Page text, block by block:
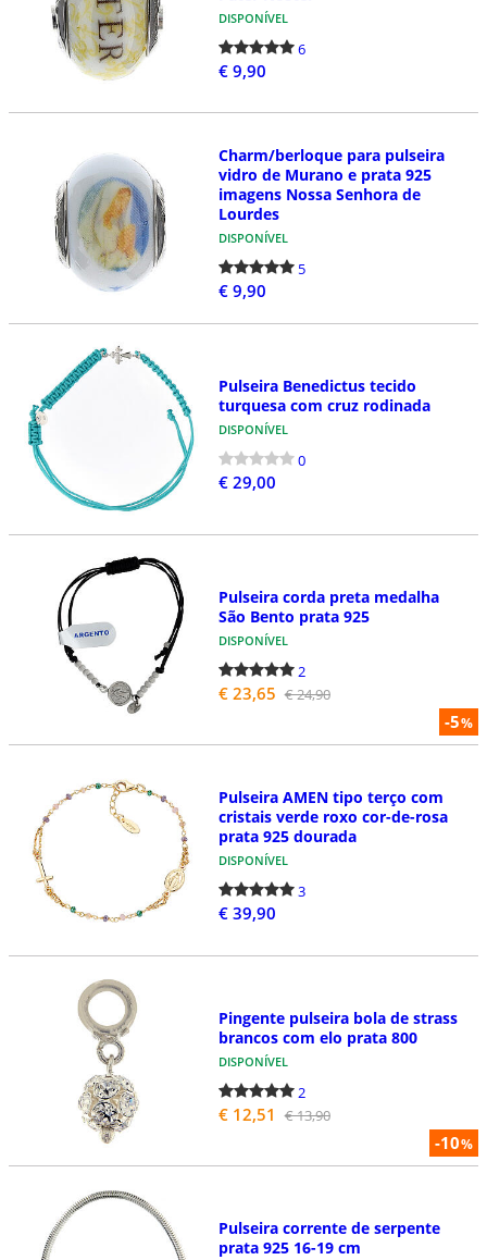
DISPONÍVEL
6
€ 9,90
Charm/berloque para pulseira
vidro de Murano e prata 925
imagens Nossa Senhora de
Lourdes
DISPONÍVEL
5
€ 9,90
Pulseira Benedictus tecido
turquesa com cruz rodinada
DISPONÍVEL
0
€ 29,00
-5%
Pulseira corda preta medalha
São Bento prata 925
DISPONÍVEL
2
€ 23,65 € 24,90
Pulseira AMEN tipo terço com
cristais verde roxo cor-de-rosa
prata 925 dourada
DISPONÍVEL
3
€ 39,90
-10%
Pingente pulseira bola de strass
brancos com elo prata 800
DISPONÍVEL
2
€ 12,51 € 13,90
Pulseira corrente de serpente
prata 925 16-19 cm